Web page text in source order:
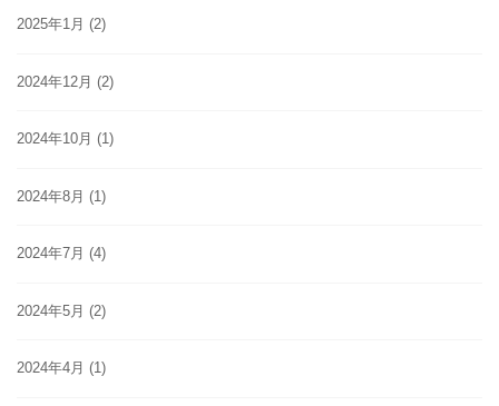
2025年1月 (2)
2024年12月 (2)
2024年10月 (1)
2024年8月 (1)
2024年7月 (4)
2024年5月 (2)
2024年4月 (1)